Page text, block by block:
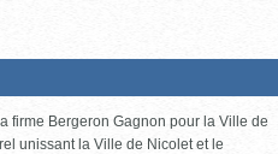
firme Bergeron Gagnon pour la Ville de
unissant la Ville de Nicolet et le